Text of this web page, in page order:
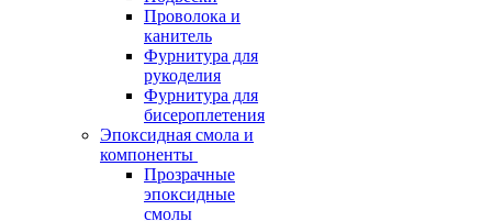
Проволока и
канитель
Фурнитура для
рукоделия
Фурнитура для
бисероплетения
Эпоксидная смола и
компоненты
Прозрачные
эпоксидные
смолы